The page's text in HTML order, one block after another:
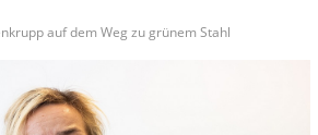
auf dem Weg zu grünem Stahl